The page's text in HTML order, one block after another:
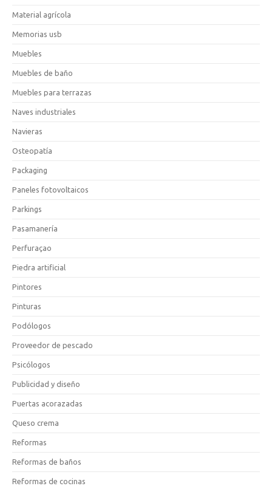
Material agrícola
Memorias usb
Muebles
Muebles de baño
Muebles para terrazas
Naves industriales
Navieras
Osteopatía
Packaging
Paneles fotovoltaicos
Parkings
Pasamanería
Perfuraçao
Piedra artificial
Pintores
Pinturas
Podólogos
Proveedor de pescado
Psicólogos
Publicidad y diseño
Puertas acorazadas
Queso crema
Reformas
Reformas de baños
Reformas de cocinas